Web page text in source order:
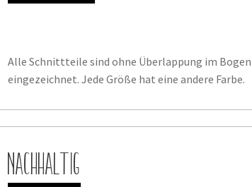
Alle Schnittteile sind ohne Überlappung im Bogen
eingezeichnet. Jede Größe hat eine andere Farbe.
Nachhaltig